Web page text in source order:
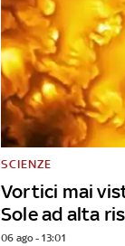
Vortici mai
Sole ad alta
SCIENZE
06 ago - 13:01